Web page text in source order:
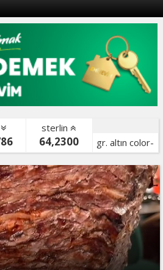
sterlin
64,2300
gr. altın color-